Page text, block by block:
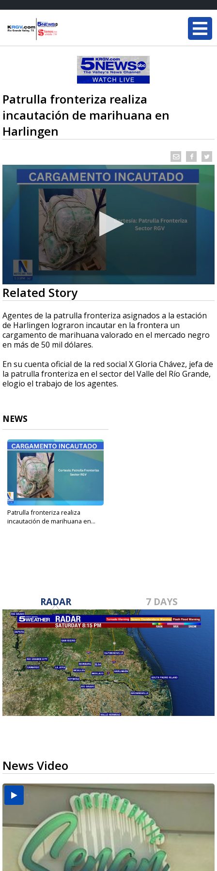
Patrulla fronteriza realiza
incautación de marihuana en
Harlingen
0
seconds
of
19
seconds
Related Story
Agentes de la patrulla fronteriza asignados a la estación
de Harlingen lograron incautar en la frontera un
cargamento de marihuana valorado en el mercado negro
en más de 50 mil dólares.
En su cuenta oficial de la red social X Gloria Chávez, jefa de
la patrulla fronteriza en el sector del Valle del Río Grande,
elogio el trabajo de los agentes.
NEWS
Patrulla fronteriza realiza
incautación de marihuana en...
RADAR 7 DAYS
News Video